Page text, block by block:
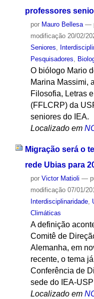
professores
por Mauro Bellesa —
modificação20/02/
Seniores
Pesquisadores
O biólogo Mario
Marina Massimi,
Filosofia, Letras
(FFLCRP) da
seniores do IEA.
Localizado em
Migração será o
rede Ubias para
por Victor Matioli —
modificação07/01/
Interdisciplinaridade,
Climáticas
A definição
Comitê de
Alemanha, em
recente, o tema
Conferência de
sede do IEA-
Localizado em